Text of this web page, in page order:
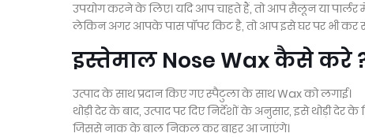
उपयोग करने के लिए। यदि आप चाहते हैं, तो आप सैलून या पार्लर
लेकिन अगर आपके पास पॉपर किट है, तो आप इसे घर पर भी कर
इस्तेमाल Nose Wax कैसे करे
उत्पाद के साथ प्रदान किए गए स्पैटुला के साथ Wax को लगाई।
थोड़ी देर के बाद, उत्पाद पर दिए निर्देशों के अनुसार, इसे थोड़ी देर के
जिससे नाक के बाल निकल कर बाहर आ जाएंगे।